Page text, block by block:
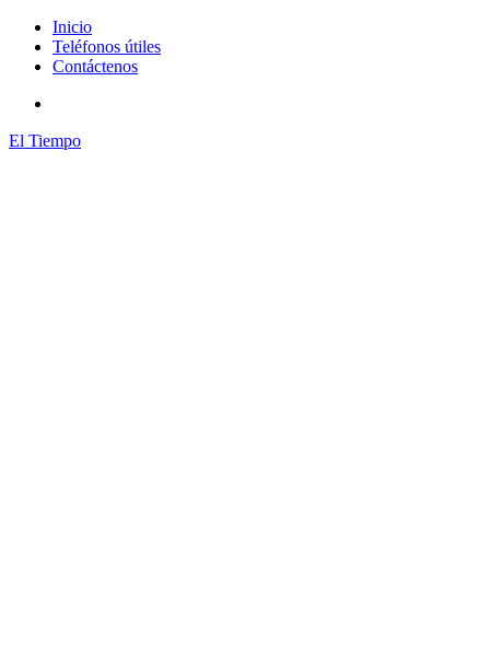
Inicio
Teléfonos útiles
Contáctenos
El Tiempo